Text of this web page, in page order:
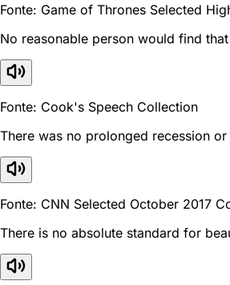
Fonte: Game of Thrones Selected
No reasonable person would find
Fonte: Cook's Speech Collection
There was no prolonged recession
Fonte: CNN Selected October 2017
There is no absolute standard for